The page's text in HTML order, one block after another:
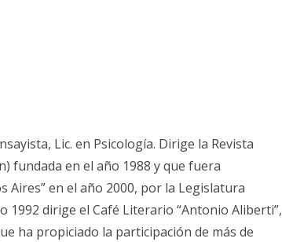
Lic. en Psicología. Dirige la Revista
fundada en el año 1988 y que fuera
Aires” en el año 2000, por la Legislatura
1992 dirige el Café Literario “Antonio Aliberti”,
ha propiciado la participación de más de